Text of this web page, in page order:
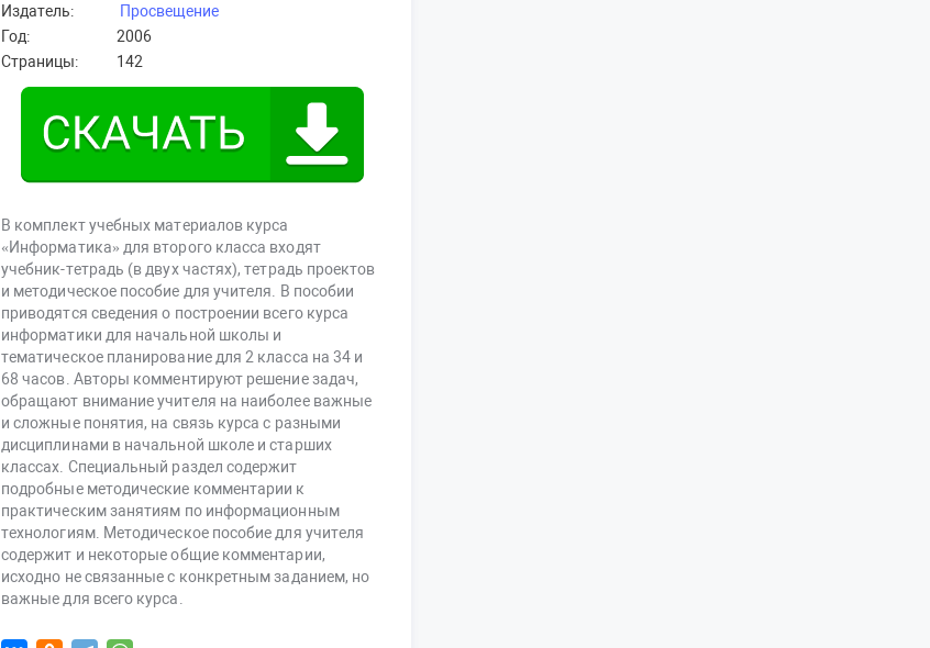
Издатель:
Просвещение
Год:
2006
Страницы:
142
В комплект учебных материалов курса
«Информатика» для второго класса входят
учебник-тетрадь (в двух частях), тетрадь проектов
и методическое пособие для учителя. В пособии
приводятся сведения о построении всего курса
информатики для начальной школы и
тематическое планирование для 2 класса на 34 и
68 часов. Авторы комментируют решение задач,
обращают внимание учителя на наиболее важные
и сложные понятия, на связь курса с разными
дисциплинами в начальной школе и старших
классах. Специальный раздел содержит
подробные методические комментарии к
практическим занятиям по информационным
технологиям. Методическое пособие для учителя
содержит и некоторые общие комментарии,
исходно не связанные с конкретным заданием, но
важные для всего курса.